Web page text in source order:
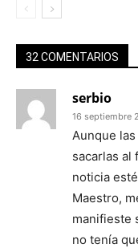
32 COMENTARIOS
serbio
16 septiembre
Aunque
sacarlas al
noticia
Maestro,
manifieste
no tenía